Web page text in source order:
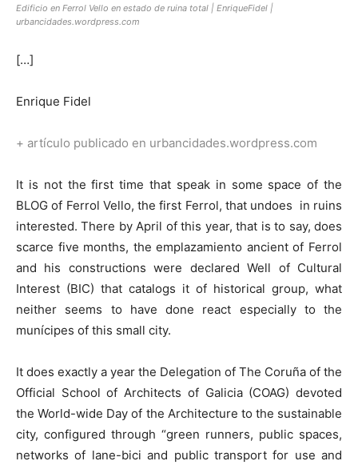
Edificio en Ferrol Vello en estado de ruina total | EnriqueFidel |
urbancidades.wordpress.com
[…]
Enrique Fidel
+ artículo publicado en urbancidades.wordpress.com
It is not the first time that speak in some space of the
BLOG of Ferrol Vello, the first Ferrol, that undoes in ruins
interested. There by April of this year, that is to say, does
scarce five months, the emplazamiento ancient of Ferrol
and his constructions were declared Well of Cultural
Interest (BIC) that catalogs it of historical group, what
neither seems to have done react especially to the
munícipes of this small city.
It does exactly a year the Delegation of The Coruña of the
Official School of Architects of Galicia (COAG) devoted
the World-wide Day of the Architecture to the sustainable
city, configured through “green runners, public spaces,
networks of lane-bici and public transport for use and